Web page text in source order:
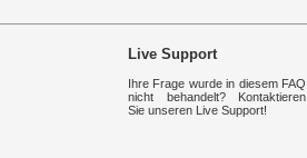
Live Support
Ihre Frage wurde in diesem FAQ
nicht behandelt? Kontaktieren
Sie unseren Live Support!